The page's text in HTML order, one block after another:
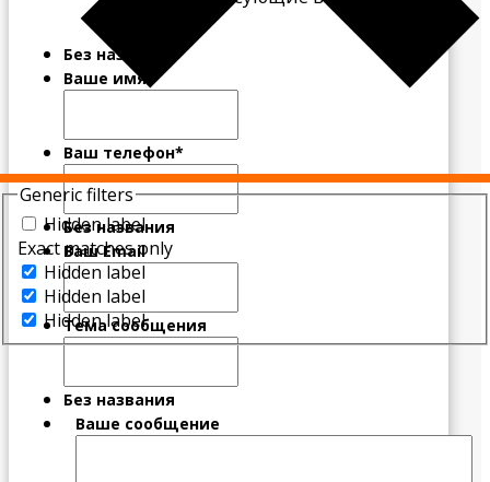
Generic filters
Hidden label
Exact matches only
Hidden label
Hidden label
Hidden label
Без названия
Ваше имя
Ваш телефон*
Без названия
Ваш Email
Тема сообщения
Без названия
Ваше сообщение